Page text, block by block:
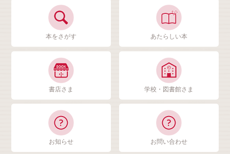
本をさがす あたらしい本
書店さま 学校・図書館さま
お知らせ お問い合わせ